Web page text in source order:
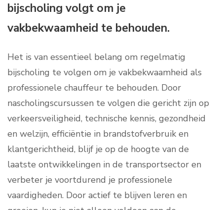
bijscholing volgt om je
vakbekwaamheid te behouden.
Het is van essentieel belang om regelmatig
bijscholing te volgen om je vakbekwaamheid als
professionele chauffeur te behouden. Door
nascholingscursussen te volgen die gericht zijn op
verkeersveiligheid, technische kennis, gezondheid
en welzijn, efficiëntie in brandstofverbruik en
klantgerichtheid, blijf je op de hoogte van de
laatste ontwikkelingen in de transportsector en
verbeter je voortdurend je professionele
vaardigheden. Door actief te blijven leren en